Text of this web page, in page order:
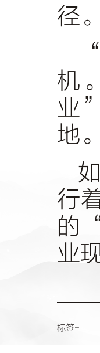
径。
机
业
地。
行
的
业
标签-